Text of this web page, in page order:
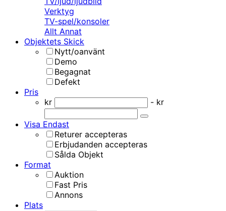
Verktyg
TV-spel/konsoler
Allt Annat
Objektets Skick
Nytt/oanvänt
Demo
Begagnat
Defekt
Pris
kr
- kr
Visa Endast
Returer accepteras
Erbjudanden accepteras
Sålda Objekt
Format
Auktion
Fast Pris
Annons
Plats